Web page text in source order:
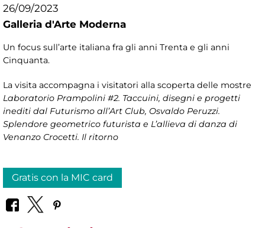
26/09/2023
Galleria d'Arte Moderna
Un focus sull’arte italiana fra gli anni Trenta e gli anni
Cinquanta.
La visita accompagna i visitatori alla scoperta delle mostre
Laboratorio Prampolini #2. Taccuini, disegni e progetti
inediti dal Futurismo all’Art Club, Osvaldo Peruzzi.
Splendore geometrico futurista e L’allieva di danza di
Venanzo Crocetti. Il ritorno
Gratis con la MIC card